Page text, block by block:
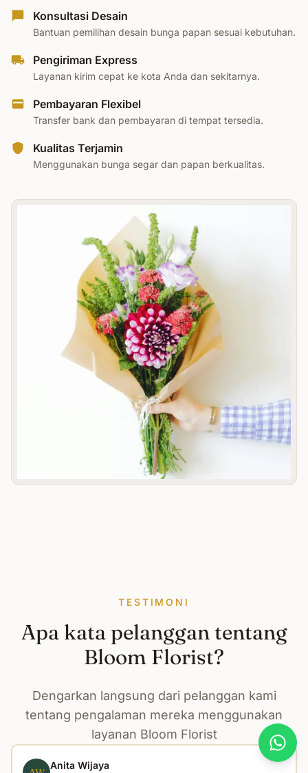
Konsultasi Desain
Bantuan pemilihan desain bunga papan sesuai kebutuhan.
Pengiriman Express
Layanan kirim cepat ke kota Anda dan sekitarnya.
Pembayaran Flexibel
Transfer bank dan pembayaran di tempat tersedia.
Kualitas Terjamin
Menggunakan bunga segar dan papan berkualitas.
TESTIMONI
Apa kata pelanggan tentang
Bloom Florist?
Dengarkan langsung dari pelanggan kami
tentang pengalaman mereka menggunakan
layanan Bloom Florist
Anita Wijaya